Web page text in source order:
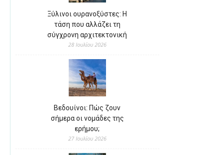
Ξύλινοι ουρανοξύστες: Η
τάση που αλλάζει τη
σύγχρονη αρχιτεκτονική
28 Ιουλίου 2026
Βεδουίνοι: Πώς ζουν
σήμερα οι νομάδες της
ερήμου;
27 Ιουλίου 2026